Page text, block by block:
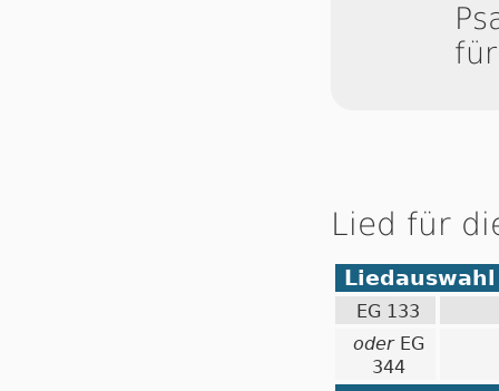
Lied für
Liedauswahl
EG 133
oderEG
344